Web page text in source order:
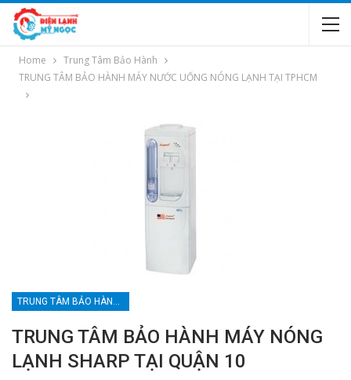
Home
Trung Tâm Bảo Hành
TRUNG TÂM BẢO HÀNH MÁY NƯỚC UỐNG NÓNG LẠNH TẠI TPHCM
TRUNG TÂM BẢO HÀNH MÁY NƯỚC UỐNG NÓNG LẠNH TẠI TPHCM
TRUNG TÂM BẢO HÀNH MÁY NÓNG
LẠNH SHARP TẠI QUẬN 10